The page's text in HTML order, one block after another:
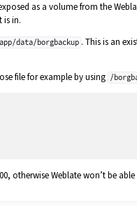
as a volume from the
is in.
data/borgbackup . This is an
file for example by using /
otherwise Weblate won’t be